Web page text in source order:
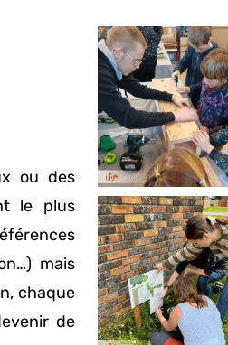
ou des
le plus
mais
chaque
de